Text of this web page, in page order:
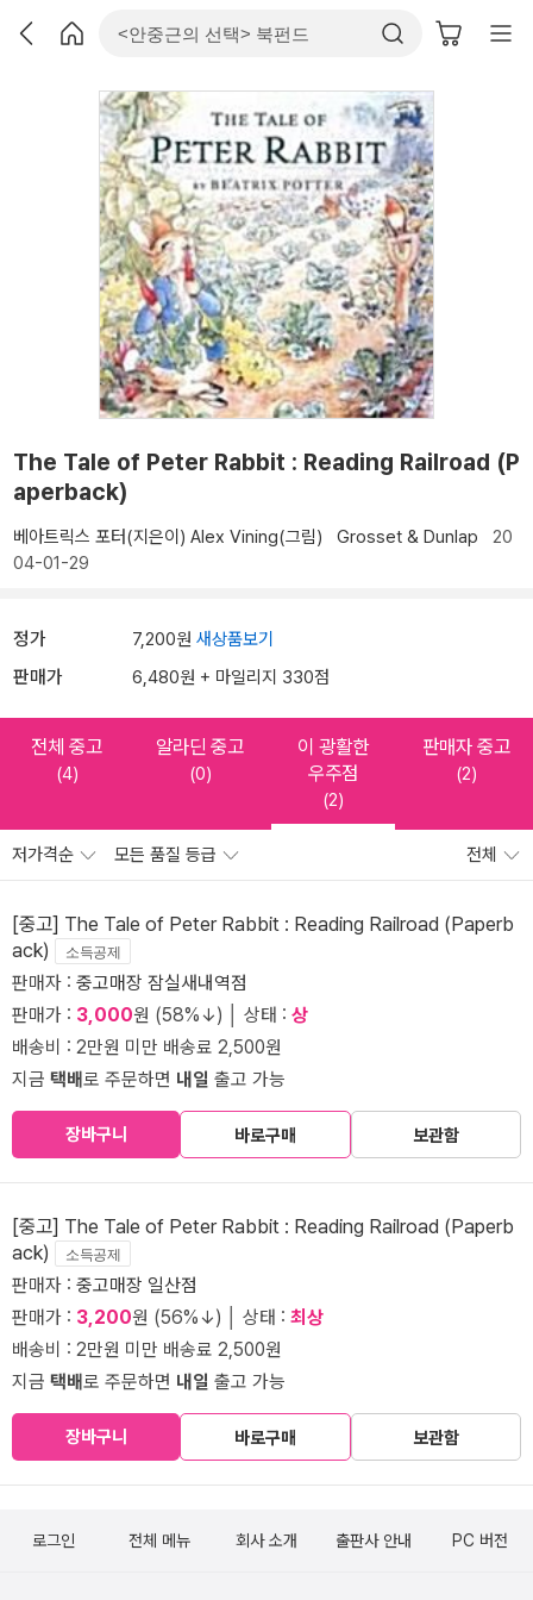
The Tale of Peter Rabbit : Reading Railroad (P
aperback)
베아트릭스 포터(지은이) Alex Vining(그림) Grosset & Dunlap 20
04-01-29
정가 7,200원 새상품보기
판매가 6,480원 + 마일리지 330점
전체 중고
(4)
알라딘 중고
(0)
이 광활한
우주점
(2)
판매자 중고
(2)
저가격순 모든 품질 등급 전체
[중고] The Tale of Peter Rabbit : Reading Railroad (Paperb
ack)
소득공제
판매자 : 중고매장 잠실새내역점
판매가 : 3,000원 (58%↓) │ 상태 : 상
배송비 : 2만원 미만 배송료 2,500원
지금 택배로 주문하면 내일 출고 가능
장바구니 바로구매 보관함
[중고] The Tale of Peter Rabbit : Reading Railroad (Paperb
ack)
소득공제
판매자 : 중고매장 일산점
판매가 : 3,200원 (56%↓) │ 상태 : 최상
배송비 : 2만원 미만 배송료 2,500원
지금 택배로 주문하면 내일 출고 가능
장바구니 바로구매 보관함
로그인 전체 메뉴 회사 소개 출판사 안내 PC 버전